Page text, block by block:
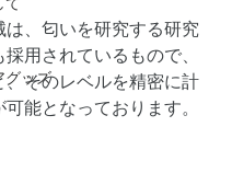
グッズ
は、匂いを研究する研究
用されているもので、
、そのレベルを精密に計
能となっております。